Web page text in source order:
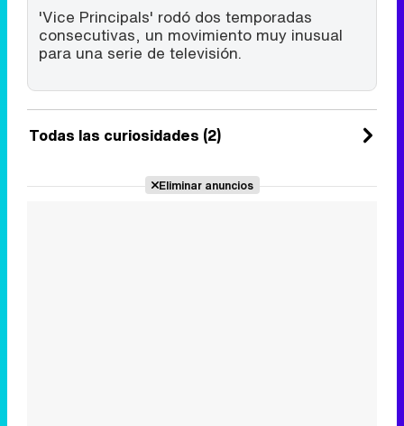
'Vice Principals' rodó dos temporadas
consecutivas, un movimiento muy inusual
para una serie de televisión.
Todas las curiosidades (2)
Eliminar anuncios